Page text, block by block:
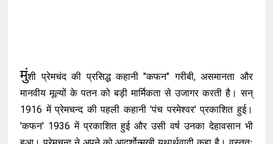
मुंशी प्रेमचंद की प्रसिद्ध कहानी "कफन" गरीबी, असमानता और
मानवीय मूल्यों के पतन को बड़ी मार्मिकता से उजागर करती है। सन्
1916 में प्रेमचन्द की पहली कहानी 'पंच परमेश्वर' प्रकाशित हुई।
'कफन' 1936 में प्रकाशित हुई और उसी वर्ष उनका देहावसान भी